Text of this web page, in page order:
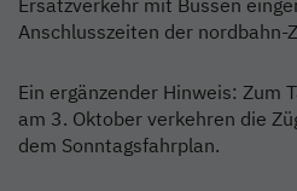
Anschlusszeiten der nordbahn-
Ein ergänzender Hinweis: Zum
am 3. Oktober verkehren die
dem Sonntagsfahrplan.